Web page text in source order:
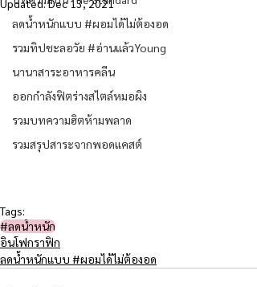
ลดน้ำหนักแบบ #ผอมได้ไม่ต้องอด
รวมทิปชะลอวัย #อ่านแล้วYoung
นานาสาระอาหารคลีน
ออกกำลังฟิตร่างสไตล์หมอผิง
รวมบทความฮิตห้ามพลาด
รวมสรุปสาระจากพอดแคสต์
Updated:Dec 13, 2021
Tags:
#ลดน้ำหนัก
อินโฟกราฟิก
ลดน้ำหนักแบบ #ผอมได้ไม่ต้องอด